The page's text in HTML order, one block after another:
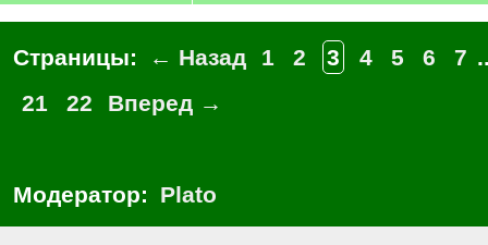
Страницы: ← Назад 1 2 3 4 5 6 7
21
22 Вперед →
Модератор: Plato